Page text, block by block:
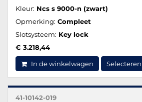
Kleur: Ncs s 9000-n (zwart)
Opmerking: Compleet
Slotsysteem: Key lock
€ 3.218,44
In de winkelwagen Selecteren
41-10142-019